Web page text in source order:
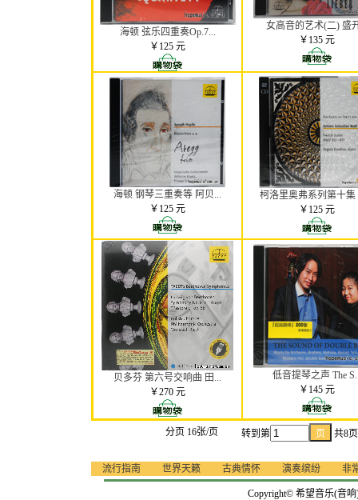
海顿 弦乐四重奏Op.7...
￥125 元
女高音的艺术(二) 盛
￥135 元
海顿 钢琴三重奏等 阿贝...
￥125 元
柯洛里奥弗系列第十集
￥125 元
贝多芬 第六号交响曲 田...
￥270 元
低音提琴之声 The
￥145 元
分页 16张/页 转到第 共8
流行指南 世界天籁 古典情怀 演奏缤纷 非
Copyright© 希望音乐(音